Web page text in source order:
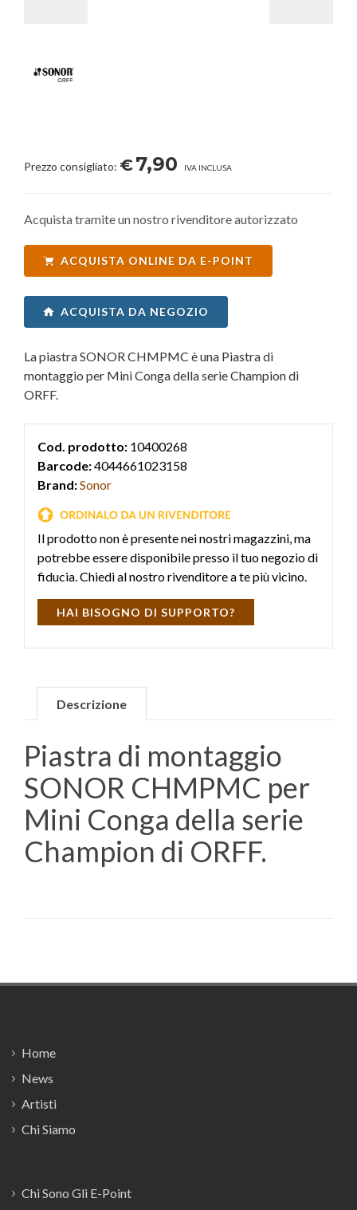
Prezzo consigliato: €7,90 IVA INCLUSA
Acquista tramite un nostro rivenditore autorizzato
ACQUISTA ONLINE DA E-POINT
ACQUISTA DA NEGOZIO
La piastra SONOR CHMPMC è una Piastra di
montaggio per Mini Conga della serie Champion di
ORFF.
Cod. prodotto: 10400268
Barcode:4044661023158
Brand:Sonor
Il prodotto non è presente nei nostri magazzini, ma
potrebbe essere disponibile presso il tuo negozio di
fiducia. Chiedi al nostro rivenditore a te più vicino.
HAI BISOGNO DI SUPPORTO?
Descrizione
Piastra di montaggio
SONOR CHMPMC per
Mini Conga della serie
Champion di ORFF.
Home
News
Artisti
Chi Siamo
Chi Sono Gli E-Point